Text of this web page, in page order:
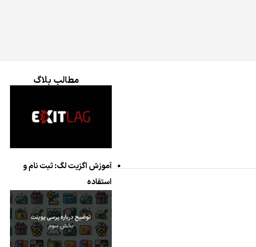
مطالب بلاگ
آموزش اگزیت لگ: ثبت نام و
استفاده